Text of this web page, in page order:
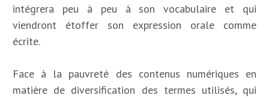
intégrera peu à peu à son vocabulaire et qui
viendront étoffer son expression orale comme
écrite.
Face à la pauvreté des contenus numériques en
matière de diversification des termes utilisés, qui